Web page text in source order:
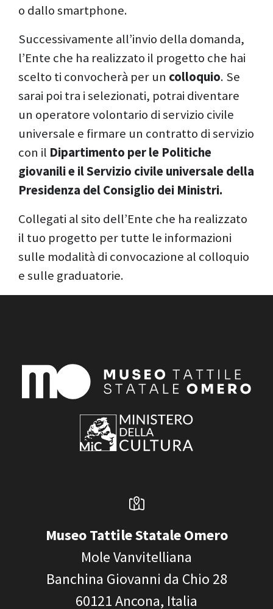
o dallo smartphone.
Successivamente all’invio della domanda,
l’Ente che ha realizzato il progetto che hai
scelto ti convocherà per un colloquio. Se
sarai poi tra i selezionati, potrai diventare
un operatore volontario di servizio civile
universale e firmare un contratto di servizio
con il Dipartimento per le Politiche
giovanili e il Servizio civile universale della
Presidenza del Consiglio dei Ministri.
Collegati al sito dell’Ente che ha realizzato
il tuo progetto per tutte le informazioni
sulle modalità di convocazione al colloquio
e sulle graduatorie.
Museo Tattile Statale Omero
Mole Vanvitelliana
Banchina Giovanni da Chio 28
60121Ancona, Italia